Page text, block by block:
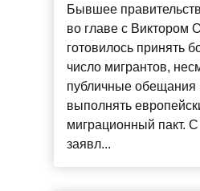
Бывшее
во главе с Виктором
готовилось принять
число мигрантов,
публичные обещания
выполнять
миграционный пакт. С
заявл...